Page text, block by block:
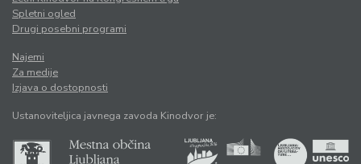
Spletni ogled
Drugi posebni programi
Najemi
Za medije
Izjava o dostopnosti
Ustanoviteljica javnega zavoda Kinodvor je: